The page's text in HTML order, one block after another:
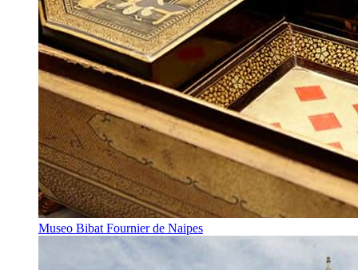
Museo Bibat Fournier de Naipes